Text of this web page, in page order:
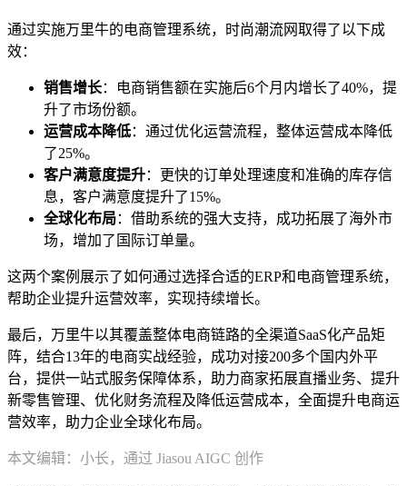
通过实施万里牛的电商管理系统，时尚潮流网取得了以下成
效：
销售增长：电商销售额在实施后6个月内增长了40%，提
升了市场份额。
运营成本降低：通过优化运营流程，整体运营成本降低
了25%。
客户满意度提升：更快的订单处理速度和准确的库存信
息，客户满意度提升了15%。
全球化布局：借助系统的强大支持，成功拓展了海外市
场，增加了国际订单量。
这两个案例展示了如何通过选择合适的ERP和电商管理系统，
帮助企业提升运营效率，实现持续增长。
最后，万里牛以其覆盖整体电商链路的全渠道SaaS化产品矩
阵，结合13年的电商实战经验，成功对接200多个国内外平
台，提供一站式服务保障体系，助力商家拓展直播业务、提升
新零售管理、优化财务流程及降低运营成本，全面提升电商运
营效率，助力企业全球化布局。
本文编辑：小长，通过 Jiasou AIGC 创作